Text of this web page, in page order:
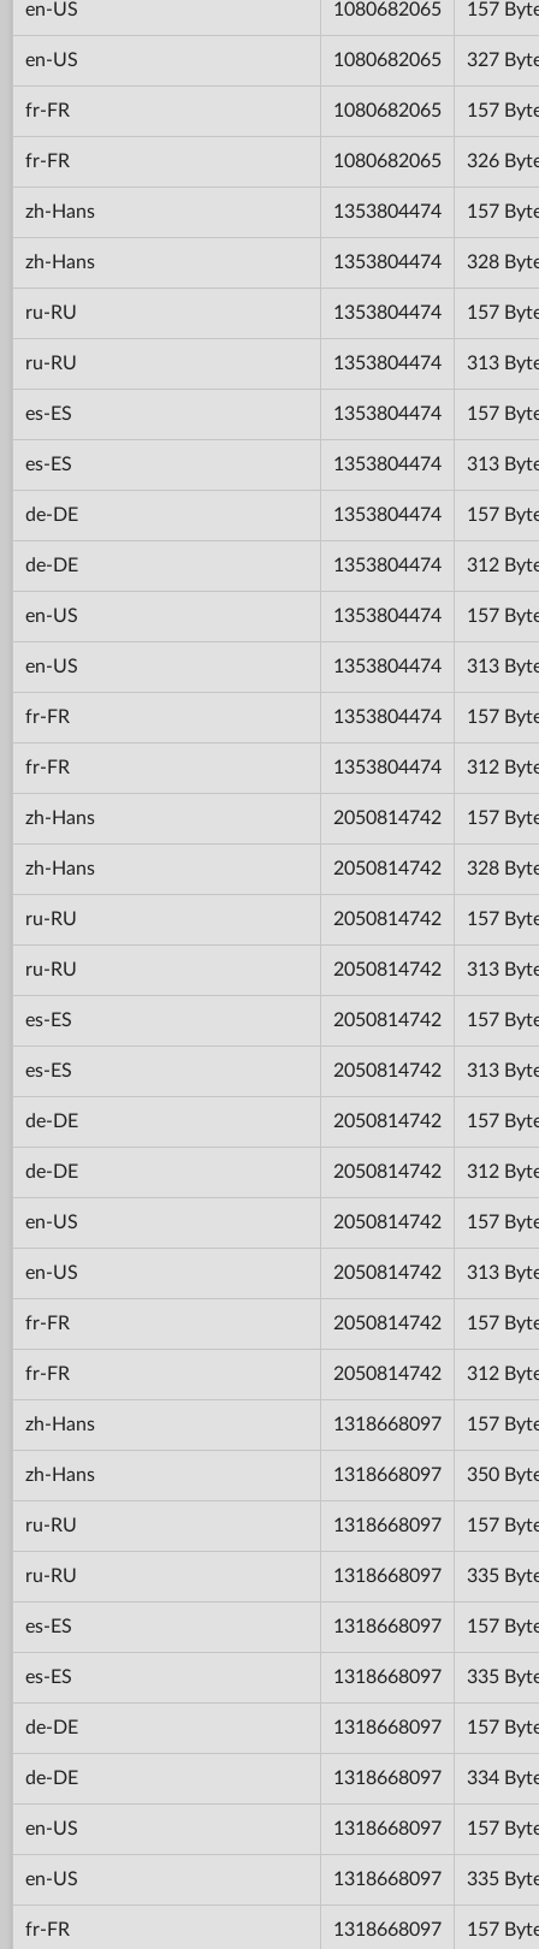
en-US 1080682065 157
en-US 1080682065 327
fr-FR 1080682065 157
fr-FR 1080682065 326
zh-Hans 1353804474 157
zh-Hans 1353804474 328
ru-RU 1353804474 157
ru-RU 1353804474 313
es-ES 1353804474 157
es-ES 1353804474 313
de-DE 1353804474 157
de-DE 1353804474 312
en-US 1353804474 157
en-US 1353804474 313
fr-FR 1353804474 157
fr-FR 1353804474 312
zh-Hans 2050814742 157
zh-Hans 2050814742 328
ru-RU 2050814742 157
ru-RU 2050814742 313
es-ES 2050814742 157
es-ES 2050814742 313
de-DE 2050814742 157
de-DE 2050814742 312
en-US 2050814742 157
en-US 2050814742 313
fr-FR 2050814742 157
fr-FR 2050814742 312
zh-Hans 1318668097 157
zh-Hans 1318668097 350
ru-RU 1318668097 157
ru-RU 1318668097 335
es-ES 1318668097 157
es-ES 1318668097 335
de-DE 1318668097 157
de-DE 1318668097 334
en-US 1318668097 157
en-US 1318668097 335
fr-FR 1318668097 157